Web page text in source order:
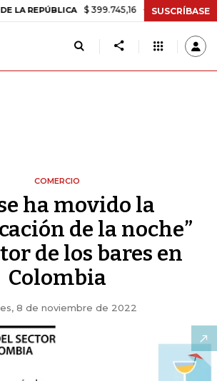
$ 399.745,16 +$ 2.295,71 +0,58%
SUSCRÍBASE
COMERCIO
ha movido la
de la noche”
de los bares en
Colombia
8 de noviembre de 2022